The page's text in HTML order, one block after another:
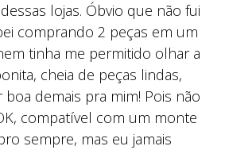
lojas. Óbvio que não fui
comprando 2 peças em um
tinha me permitido olhar a
cheia de peças lindas,
boa demais pra mim! Pois não
compatível com um monte
sempre, mas eu jamais